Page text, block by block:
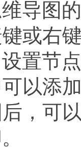
导图
或右
置节
以添
，可